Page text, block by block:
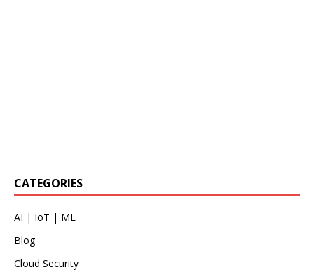
CATEGORIES
AI | IoT | ML
Blog
Cloud Security